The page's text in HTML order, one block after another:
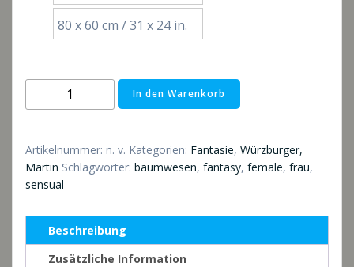
80 x 60 cm / 31 x 24 in.
gehts
Menge
In den Warenkorb
Artikelnummer: n. v. Kategorien: Fantasie, Würzburger,
Martin Schlagwörter: baumwesen, fantasy, female, frau,
sensual
Beschreibung
Zusätzliche Information